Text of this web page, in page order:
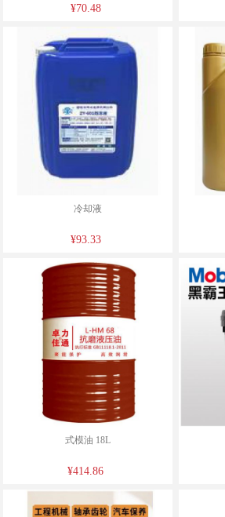
¥70.48
冷却液
¥93.33
式模油 18L
¥414.86